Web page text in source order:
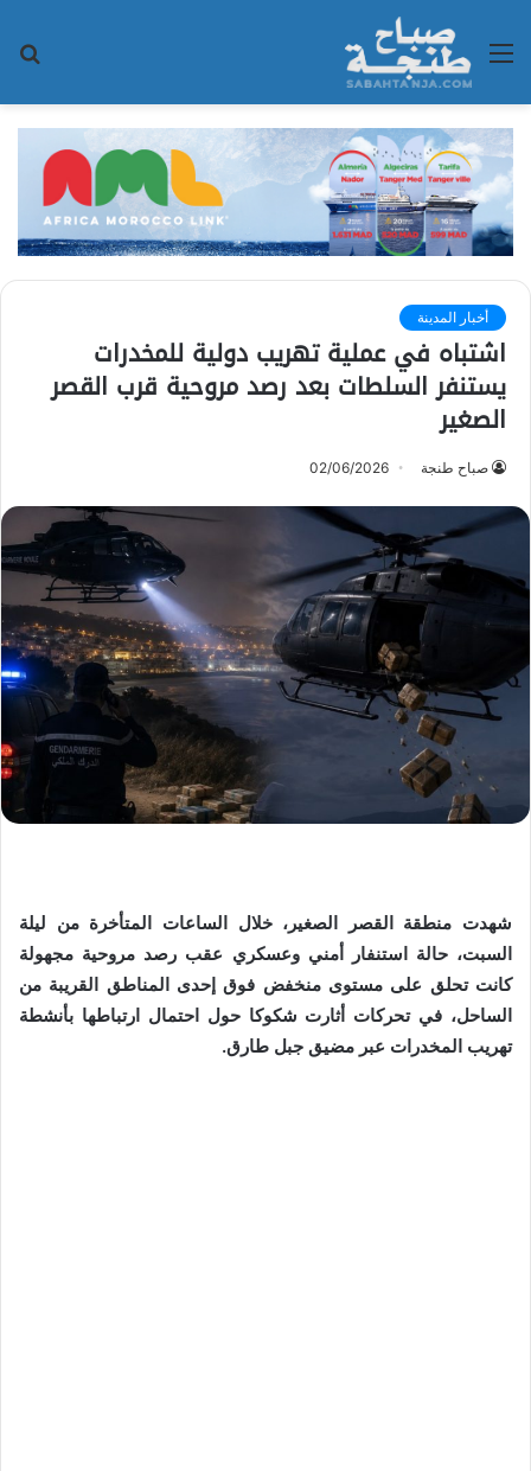
القائمة
أخبار المدينة
اشتباه في عملية تهريب دولية للمخدرات
يستنفر السلطات بعد رصد مروحية قرب القصر
الصغير
صباح طنجة 02/06/2026
شهدت منطقة القصر الصغير، خلال الساعات المتأخرة من ليلة
السبت، حالة استنفار أمني وعسكري عقب رصد مروحية مجهولة
كانت تحلق على مستوى منخفض فوق إحدى المناطق القريبة من
الساحل، في تحركات أثارت شكوكا حول احتمال ارتباطها بأنشطة
تهريب المخدرات عبر مضيق جبل طارق.